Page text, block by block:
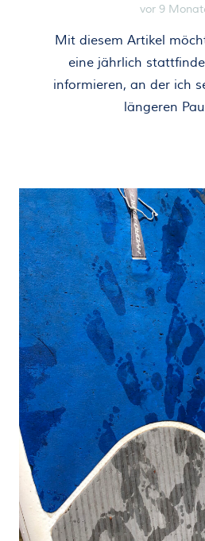
vor 9
Mit diesem Artikel
eine jährlich
informieren, an der ich
längeren